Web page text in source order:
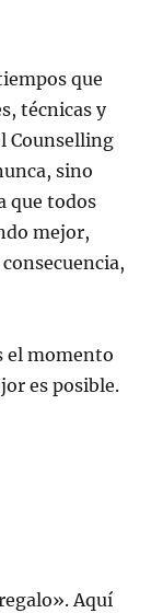
que
técnicas y
Counselling
sino
que todos
mejor,
el momento
es posible.
Aquí